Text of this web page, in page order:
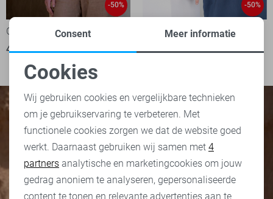
-50%
Geisha Blouse
40,00 79,99
-50%
Geisha Gilet
1
Noodzakelijke cookies
Personalisatie cookies
Analytische cookies
Marketing cookies
Consent Meer informatie
Cookies
Wij gebruiken cookies en vergelijkbare technieken
om je gebruikservaring te verbeteren. Met
functionele cookies zorgen we dat de website goed
werkt. Daarnaast gebruiken wij samen met 4
partners analytische en marketingcookies om jouw
gedrag anoniem te analyseren, gepersonaliseerde
content te tonen en relevante advertenties aan te